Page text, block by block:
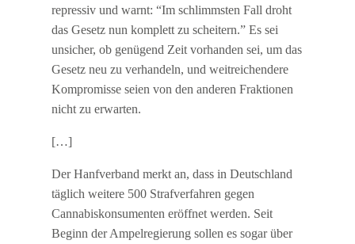
repressiv und warnt: “Im schlimmsten Fall droht
das Gesetz nun komplett zu scheitern.” Es sei
unsicher, ob genügend Zeit vorhanden sei, um das
Gesetz neu zu verhandeln, und weitreichendere
Kompromisse seien von den anderen Fraktionen
nicht zu erwarten.
[…]
Der Hanfverband merkt an, dass in Deutschland
täglich weitere 500 Strafverfahren gegen
Cannabiskonsumenten eröffnet werden. Seit
Beginn der Ampelregierung sollen es sogar über